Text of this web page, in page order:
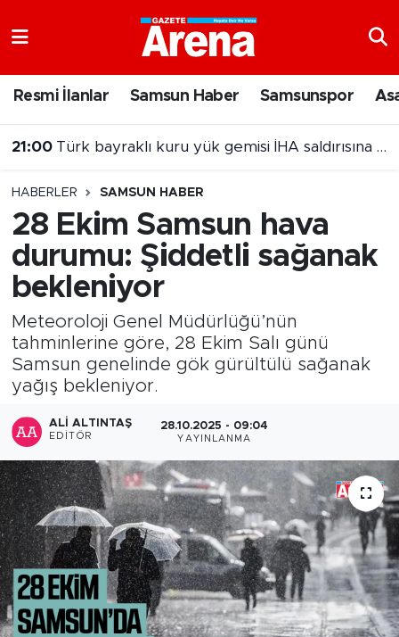
Resmi İlanlar Samsun Haber Samsunspor
21:00 Türk bayraklı kuru yük gemisi İHA saldırısına uğradı
HABERLER SAMSUN HABER
28 Ekim Samsun hava
durumu: Şiddetli sağanak
bekleniyor
Meteoroloji Genel Müdürlüğü’nün
tahminlerine göre, 28 Ekim Salı günü
Samsun genelinde gök gürültülü sağanak
yağış bekleniyor.
ALI ALTINTAŞ
EDITÖR
28.10.2025 - 09:04
YAYINLANMA
Samsun Namaz Vakitleri
Süper Lig Puan Durumu ve Fikstür
Tüm Manşetler
Son Dakika Haberleri
Haber Arşivi